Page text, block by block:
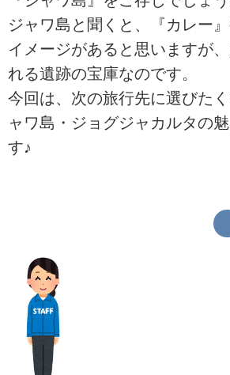
ジャワ島と聞くと、『カレー
イメージがあると思いますが
れる遺跡の宝庫なのです。
今回は、次の旅行先に選びた
ャワ島・ジョグジャカルタの
す♪